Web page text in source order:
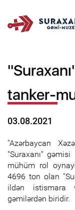
tanker-
03.08.2021
“Azərbaycan
"Suraxanı"
mühüm rol
4696 ton olan
ildən istismara
gəmilərdən biridir.